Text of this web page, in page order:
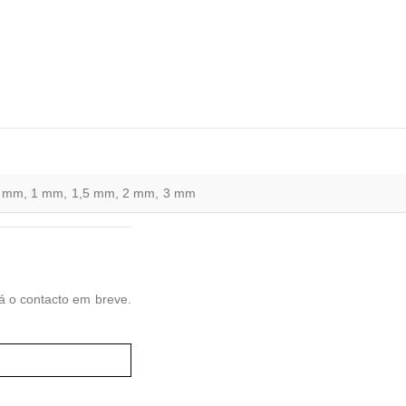
1 mm, 1,5 mm, 2 mm, 3 mm
o contacto em breve.